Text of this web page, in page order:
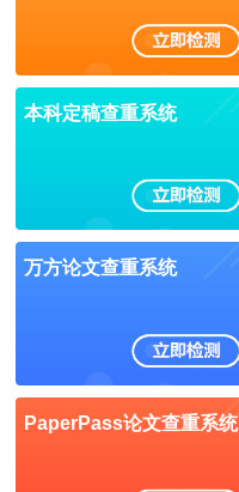
本科定稿查重系统
万方论文查重系统
PaperPass论文查重系统